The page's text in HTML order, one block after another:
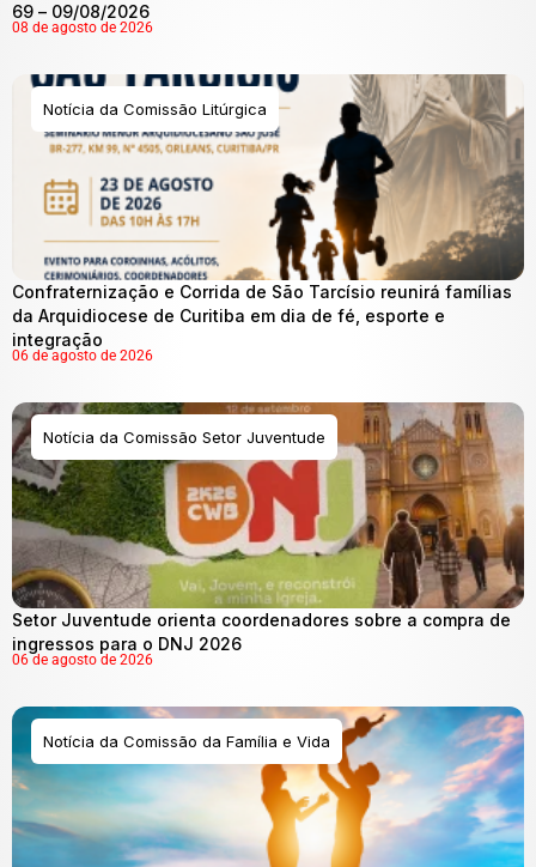
69 – 09/08/2026
08 de agosto de 2026
Notícia da Comissão Litúrgica
Confraternização e Corrida de São Tarcísio reunirá famílias
da Arquidiocese de Curitiba em dia de fé, esporte e
integração
06 de agosto de 2026
Notícia da Comissão Setor Juventude
Setor Juventude orienta coordenadores sobre a compra de
ingressos para o DNJ 2026
06 de agosto de 2026
Notícia da Comissão da Família e Vida